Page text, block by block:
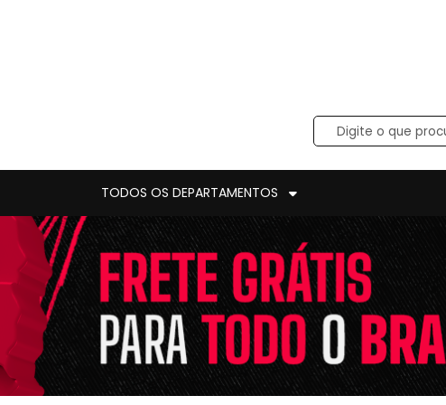
TODOS OS DEPARTAMENTOS